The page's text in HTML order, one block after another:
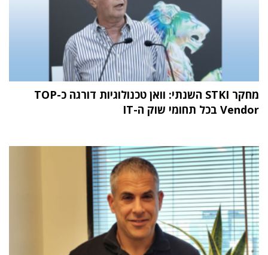
מחקר STKI השנתי: וואן טכנולוגיות דורגה כ-TOP
Vendor בכל תחומי שוק ה-IT